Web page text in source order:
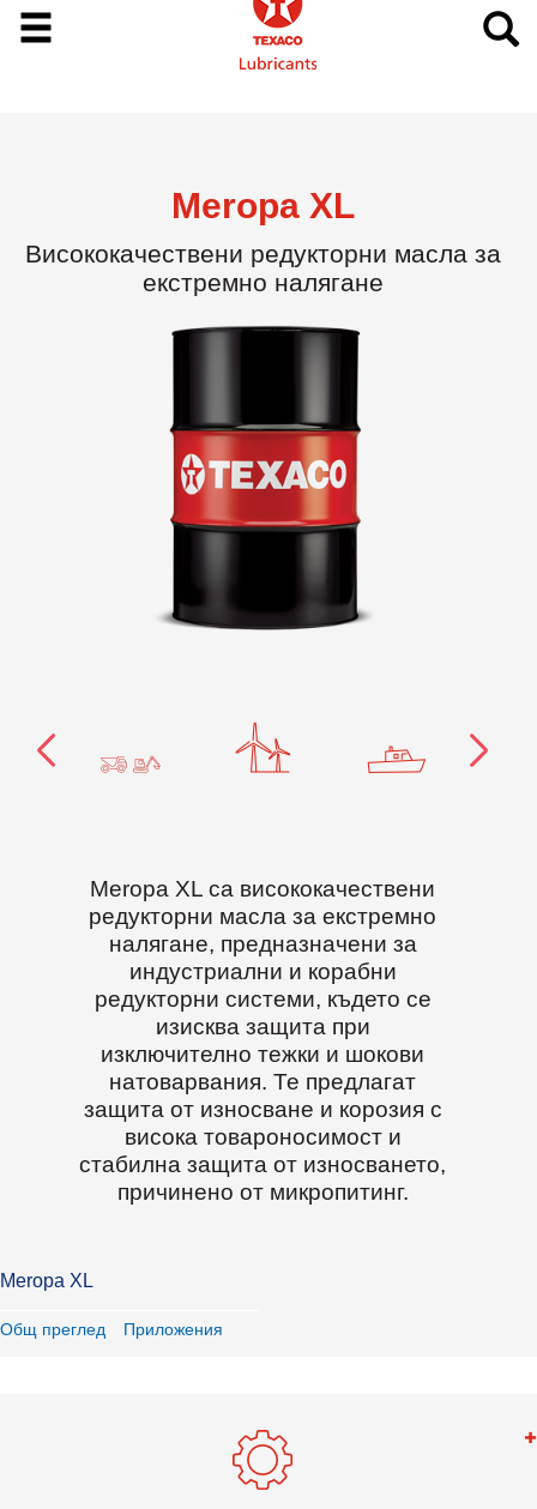
Meropa XL
Висококачествени редукторни масла за
екстремно налягане
Meropa XL са висококачествени
редукторни масла за екстремно
налягане, предназначени за
индустриални и корабни
редукторни системи, където се
изисква защита при
изключително тежки и шокови
натоварвания. Те предлагат
защита от износване и корозия с
висока товароносимост и
стабилна защита от износването,
причинено от микропитинг.
Meropa XL
Общ преглед Приложения